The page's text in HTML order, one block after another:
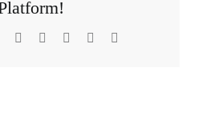
Reddit LinkedIn
TumblrPinterest